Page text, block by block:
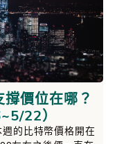
價位在哪？
22）
的比特幣價格開在